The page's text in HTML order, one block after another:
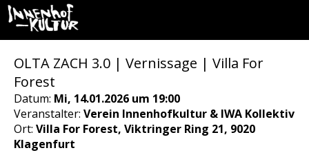
OLTA ZACH 3.0 | Vernissage | Villa For
Forest
Datum: Mi, 14.01.2026 um 19:00
Veranstalter: Verein Innenhofkultur & IWA Kollektiv
Ort: Villa For Forest, Viktringer Ring 21, 9020
Klagenfurt